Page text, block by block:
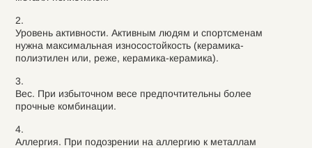
Уровень активности. Активным людям и спортсменам
нужна максимальная износостойкость (керамика-
полиэтилен или, реже, керамика-керамика).
Вес. При избыточном весе предпочтительны более
прочные комбинации.
Аллергия. При подозрении на аллергию к металлам